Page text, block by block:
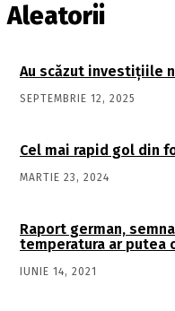
Aleatorii
Au scăzut investiţiile
SEPTEMBRIE 12, 2025
Cel mai rapid gol din
MARTIE 23, 2024
Raport german,
temperatura ar putea
IUNIE 14, 2021